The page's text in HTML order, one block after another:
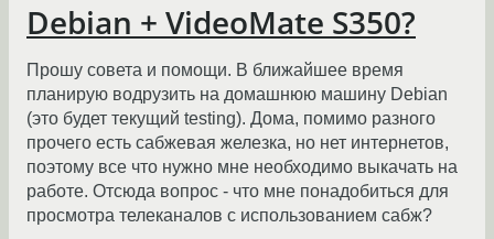
Debian + VideoMate S350?
Прошу совета и помощи. В ближайшее время
планирую водрузить на домашнюю машину Debian
(это будет текущий testing). Дома, помимо разного
прочего есть сабжевая железка, но нет интернетов,
поэтому все что нужно мне необходимо выкачать на
работе. Отсюда вопрос - что мне понадобиться для
просмотра телеканалов с использованием сабж?